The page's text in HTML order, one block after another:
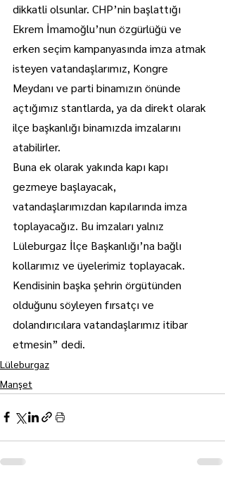
dikkatli olsunlar. CHP’nin başlattığı
Ekrem İmamoğlu’nun özgürlüğü ve
erken seçim kampanyasında imza atmak
isteyen vatandaşlarımız, Kongre
Meydanı ve parti binamızın önünde
açtığımız stantlarda, ya da direkt olarak
ilçe başkanlığı binamızda imzalarını
atabilirler.
Buna ek olarak yakında kapı kapı
gezmeye başlayacak,
vatandaşlarımızdan kapılarında imza
toplayacağız. Bu imzaları yalnız
Lüleburgaz İlçe Başkanlığı’na bağlı
kollarımız ve üyelerimiz toplayacak.
Kendisinin başka şehrin örgütünden
olduğunu söyleyen fırsatçı ve
dolandırıcılara vatandaşlarımız itibar
etmesin” dedi.
Lüleburgaz
Manşet